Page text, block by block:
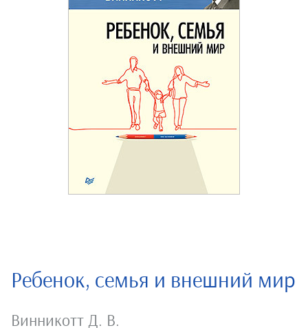
Ребенок, семья и внешний мир
Винникотт Д. В.